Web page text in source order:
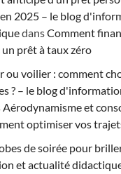
2025 – le blog
dansComment
prêt à taux zéro
ou voilier : comment
? – le blog
Aérodynamisme et
optimiser vos
de soirée pour
et actualité